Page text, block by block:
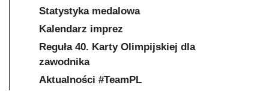
Statystyka medalowa
Kalendarz imprez
Reguła 40. Karty Olimpijskiej dla
zawodnika
Aktualności #TeamPL